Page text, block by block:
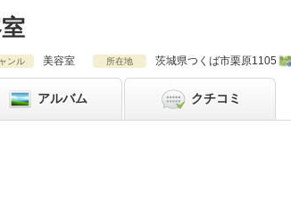
ンル 美容室 所在地 茨城県つくば市栗原1105
アルバム クチコミ